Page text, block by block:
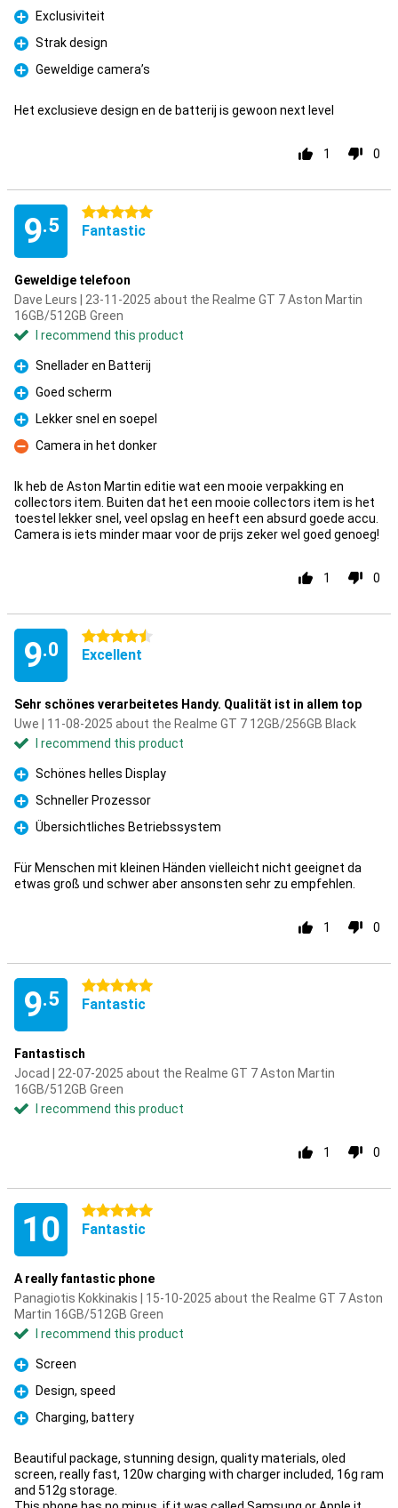
Pro
Exclusiviteit
Pro
Strak design
Pro
Geweldige camera’s
Het exclusieve design en de batterij is gewoon next level
1 0
9.5
5 stars
Fantastic
Geweldige telefoon
Dave Leurs | 23-11-2025 about the Realme GT 7 Aston Martin
16GB/512GB Green
I recommend this product
Pro
Snellader en Batterij
Pro
Goed scherm
Pro
Lekker snel en soepel
Con
Camera in het donker
Ik heb de Aston Martin editie wat een mooie verpakking en
collectors item. Buiten dat het een mooie collectors item is het
toestel lekker snel, veel opslag en heeft een absurd goede accu.
Camera is iets minder maar voor de prijs zeker wel goed genoeg!
1 0
9.0
4.5 stars
Excellent
Sehr schönes verarbeitetes Handy. Qualität ist in allem top
Uwe | 11-08-2025 about the Realme GT 7 12GB/256GB Black
I recommend this product
Pro
Schönes helles Display
Pro
Schneller Prozessor
Pro
Übersichtliches Betriebssystem
Für Menschen mit kleinen Händen vielleicht nicht geeignet da
etwas groß und schwer aber ansonsten sehr zu empfehlen.
1 0
9.5
5 stars
Fantastic
Fantastisch
Jocad | 22-07-2025 about the Realme GT 7 Aston Martin
16GB/512GB Green
I recommend this product
1 0
10 5 stars
Fantastic
A really fantastic phone
Panagiotis Kokkinakis | 15-10-2025 about the Realme GT 7 Aston
Martin 16GB/512GB Green
I recommend this product
Pro
Screen
Pro
Design, speed
Pro
Charging, battery
Beautiful package, stunning design, quality materials, oled
screen, really fast, 120w charging with charger included, 16g ram
and 512g storage.